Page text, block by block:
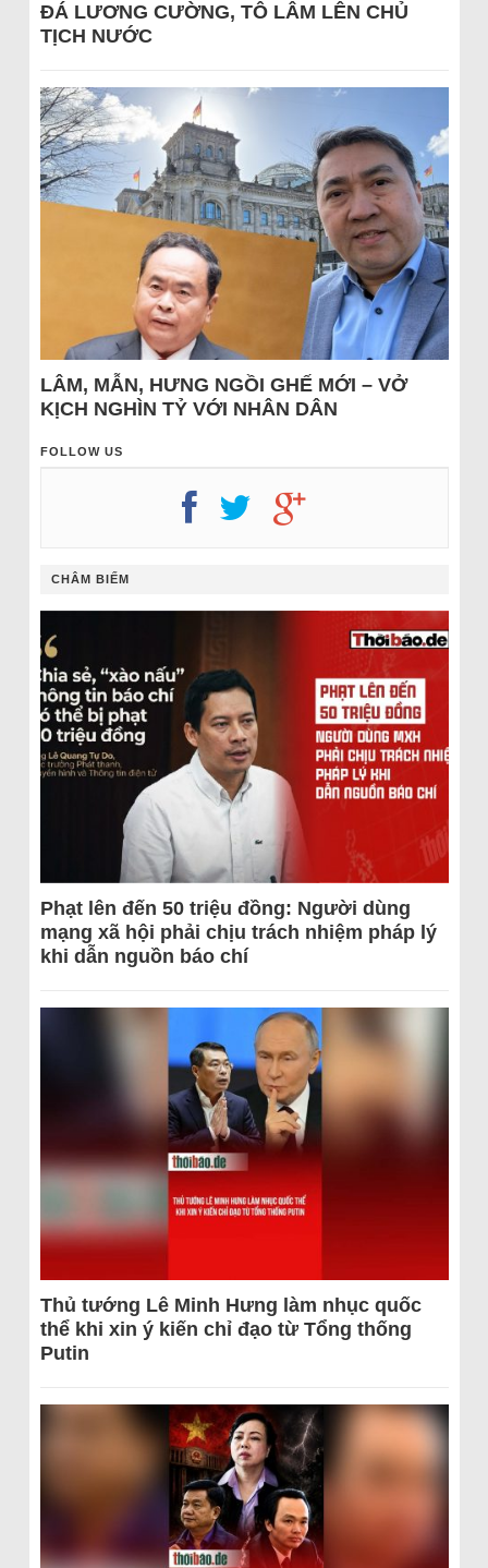
ĐÁ LƯƠNG CƯỜNG, TÔ LÂM LÊN CHỦ
TỊCH NƯỚC
LÂM, MẪN, HƯNG NGỒI GHẾ MỚI – VỞ
KỊCH NGHÌN TỶ VỚI NHÂN DÂN
FOLLOW US
CHÂM BIẾM
Phạt lên đến 50 triệu đồng: Người dùng
mạng xã hội phải chịu trách nhiệm pháp lý
khi dẫn nguồn báo chí
Thủ tướng Lê Minh Hưng làm nhục quốc
thể khi xin ý kiến chỉ đạo từ Tổng thống
Putin